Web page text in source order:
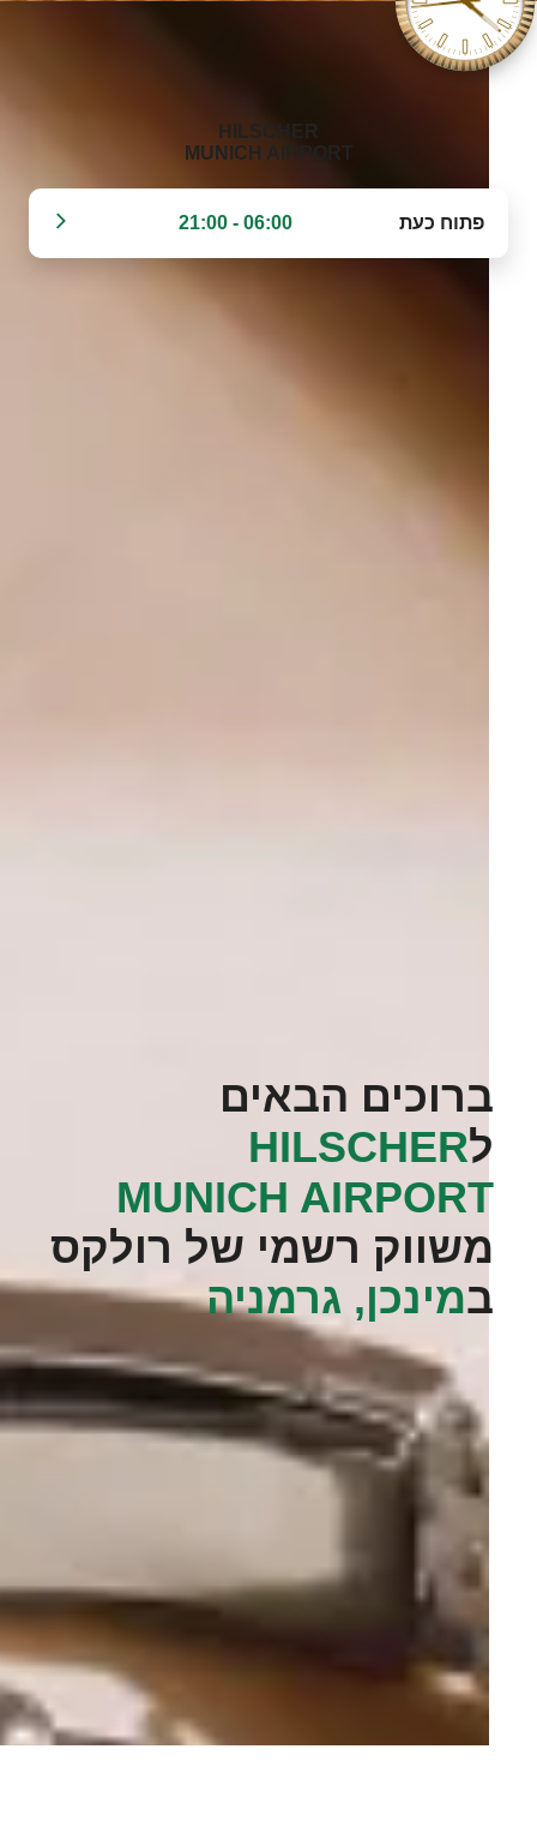
‭HILSCHER
MUNICH AIRPORT‬
פתוח כעת 06:00 - 21:00
ברוכים הבאים
ל‭HILSCHER
MUNICH AIRPORT‬
משווק רשמי של רולקס
במינכן, גרמניה